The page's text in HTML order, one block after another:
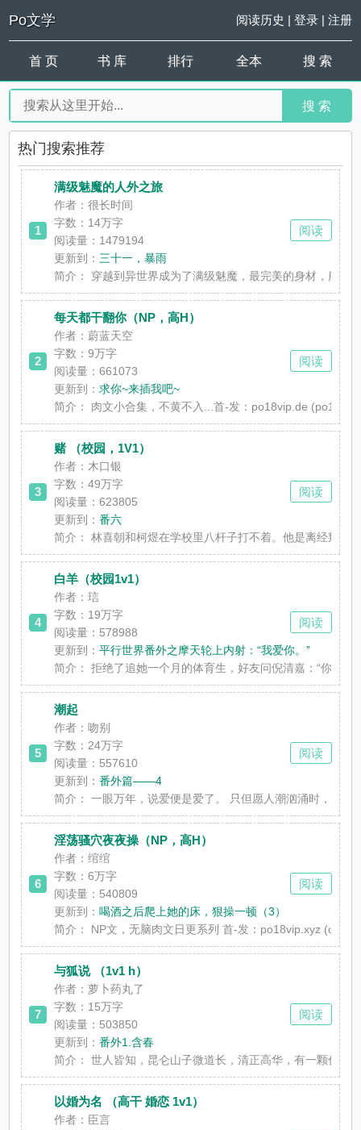
Po文学 阅读历史 | 登录| 注册
首 页 书 库 排行 全本 搜 索
搜 索
热门搜索推荐
1
满级魅魔的人外之旅
作者：很长时间
字数： 14万字
阅读量：1479194
更新到： 三十一，暴雨
简介：
穿越到异世界成为了满级魅魔，最完美的身材，所有
阅读
2
每天都干翻你（NP，高H）
作者：蔚蓝天空
字数：9万字
阅读量：661073
更新到：求你~来插我吧~
简介：
肉文小合集，不黄不入...首-发：po18vip.de (po1⒏
阅读
3
赌 （校园，1V1）
作者：木口银
字数：49万字
阅读量：623805
更新到：番六
简介：
林喜朝和柯煜在学校里八杆子打不着。他是离经叛道
阅读
4
白羊（校园1v1）
作者：琂
字数： 19万字
阅读量：578988
更新到：平行世界番外之摩天轮上内射：“我爱你。”
简介：
拒绝了追她一个月的体育生，好友问倪清嘉：“你到
阅读
5
潮起
作者：吻别
字数：24万字
阅读量：557610
更新到：番外篇——4
简介：
一眼万年，说爱便是爱了。 只但愿人潮汹涌时，你
阅读
6
淫荡骚穴夜夜操（NP，高H）
作者：绾绾
字数：6万字
阅读量：540809
更新到：喝酒之后爬上她的床，狠操一顿（3）
简介：
NP文，无脑肉文日更系列 首-发：po18vip.xyz
阅读
7
与狐说 （1v1 h）
作者：萝卜药丸了
字数： 15万字
阅读量：503850
更新到：番外1.含春
简介：
世人皆知，昆仑山子微道长，清正高华，有一颗仁德
阅读
以婚为名 （高干 婚恋 1v1）
作者：臣言